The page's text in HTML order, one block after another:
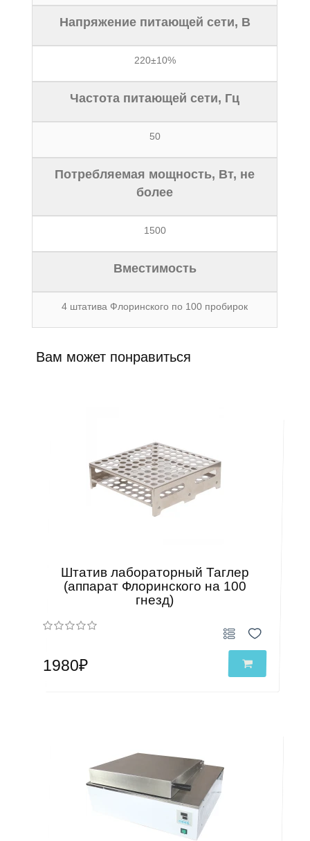
Напряжение питающей сети, В
220±10%
Частота питающей сети, Гц
50
Потребляемая мощность, Вт, не
более
1500
Вместимость
4 штатива Флоринского по 100 пробирок
Вам может понравиться
Штатив лабораторный Таглер
(аппарат Флоринского на 100
гнезд)
1980₽